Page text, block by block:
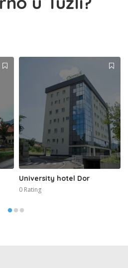
University hotel Dor
0 Rating